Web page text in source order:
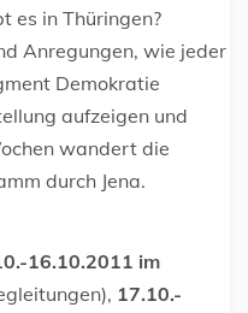
es in Thüringen?
Anregungen, wie jeder
Demokratie
aufzeigen und
wandert die
durch Jena.
16.10.2011 im
17.10.-